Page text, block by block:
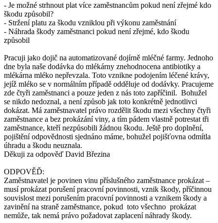
- Je možné strhnout plat více zaměstnancům pokud není zřejmé kdo
škodu způsobil?
- Stržení platu za škodu vzniklou při výkonu zaměstnání
- Náhrada škody zaměstnanci pokud není zřejmé, kdo škodu
způsobil
Pracuji jako dojič na automatizované dojírně mléčné farmy. Jednoho
dne byla naše dodávka do mlékárny znehodnocena antibiotiky a
mlékárna mléko nepřevzala. Toto vznikne podojením léčené krávy,
jejíž mléko se v normálním případě odděluje od dodávky. Pracujeme
zde čtyři zaměstnanci a pouze jeden z nás toto zapříčinil. Bohužel
se nikdo nedoznal, a není způsob jak toto konkrétně jednotlivci
dokázat. Má zaměstnavatel právo rozdělit škodu mezi všechny čtyři
zaměstnance a bez prokázání viny, a tím pádem vlastně potrestat tři
zaměstnance, kteří nezpůsobili žádnou škodu. Ještě pro doplnění,
pojištění odpovědnosti sjednáno máme, bohužel pojišťovna odmítla
úhradu a škodu neuznala.
Děkuji za odpověď David Březina
ODPOVĚĎ:
Zaměstnavatel je povinen vinu příslušného zaměstnance prokázat –
musí prokázat porušení pracovní povinnosti, vznik škody, příčinnou
souvislost mezi porušením pracovní povinnosti a vznikem škody a
zavinění na straně zaměstnance, pokud toto všechno prokázat
nemůže, tak nemá právo požadovat zaplacení náhrady škody.